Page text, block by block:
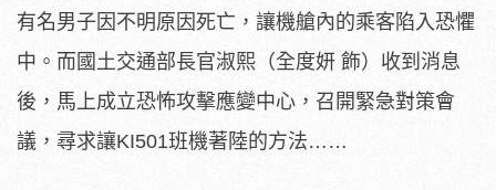
有名男子因不明原因死亡， 讓機艙內的乘客陷入恐懼
中。而國土交通部長官淑熙（全度妍 飾）收到消息
後，馬上成立恐怖攻擊應變中心，召開緊急對策會
議， 尋求讓KI501班機著陸的方法……